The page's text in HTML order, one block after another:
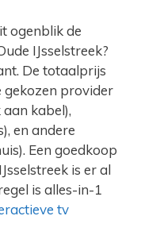
ogenblik de
IJsselstreek?
De totaalprijs
provider
kabel),
en andere
Een goedkoop
is er al
is alles-in-1
tv